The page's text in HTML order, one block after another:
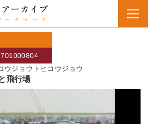
ウジョウトヒコウジョウ
飛行場